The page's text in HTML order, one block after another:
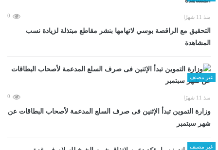
منذ 11 شهرًا 0
التحقيق مع الراقصة بوسي لاتهامها بنشر مقاطع مبتذلة لزيادة نسب
المشاهدة
غير مصنف
منذ 11 شهرًا 0
وزارة التموين تبدأ الإثنين فى صرف السلع المدعمة لأصحاب البطاقات عن
شهر سبتمبر
غير مصنف